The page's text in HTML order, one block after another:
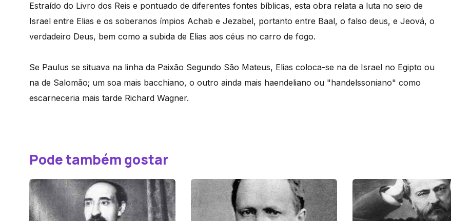
Estraído do Livro dos Reis e pontuado de diferentes fontes bíblicas, esta obra relata a luta no seio de
Israel entre Elias e os soberanos ímpios Achab e Jezabel, portanto entre Baal, o falso deus, e Jeová, o
verdadeiro Deus, bem como a subida de Elias aos céus no carro de fogo.
Se Paulus se situava na linha da Paixão Segundo São Mateus, Elias coloca-se na de Israel no Egipto ou
na de Salomão; um soa mais bacchiano, o outro ainda mais haendeliano ou "handelssoniano" como
escarneceria mais tarde Richard Wagner.
Pode também gostar